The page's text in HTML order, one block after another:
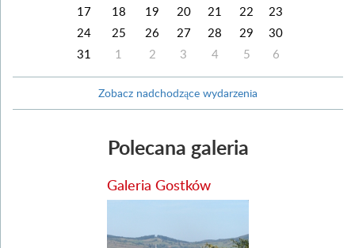
17
18 19 20 21 22
23
24
25 26 27 28 29
30
31
1 2 3 4 5 6
Zobacz nadchodzące wydarzenia
Polecana galeria
Galeria Gostków